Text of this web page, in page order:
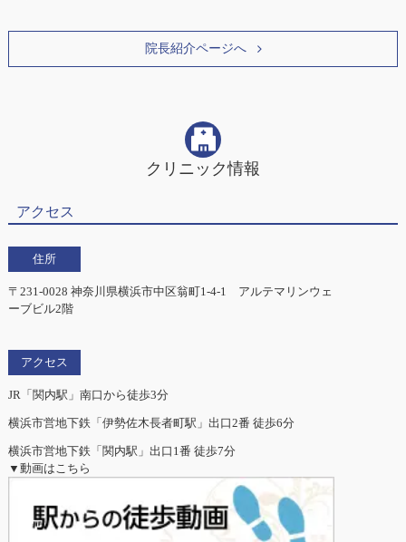
院長紹介ページへ
クリニック情報
アクセス
住所
〒231-0028 神奈川県横浜市中区翁町1-4-1 アルテマリンウェ
ーブビル2階
アクセス
JR「関内駅」南口から徒歩3分
横浜市営地下鉄「伊勢佐木長者町駅」出口2番 徒歩6分
横浜市営地下鉄「関内駅」出口1番 徒歩7分
▼動画はこちら